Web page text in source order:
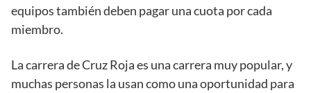
equipos también deben pagar una cuota por cada
miembro.
La carrera de Cruz Roja es una carrera muy popular, y
muchas personas la usan como una oportunidad para